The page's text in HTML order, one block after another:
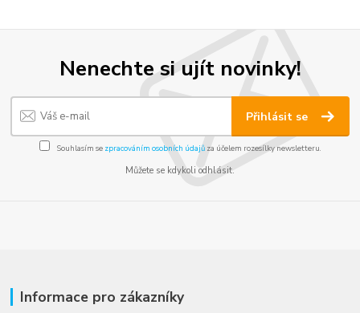
Nenechte si ujít novinky!
Přihlásit se
Souhlasím se zpracováním osobních údajůza účelem rozesílky newsletteru.
Můžete se kdykoli odhlásit.
Informace pro zákazníky